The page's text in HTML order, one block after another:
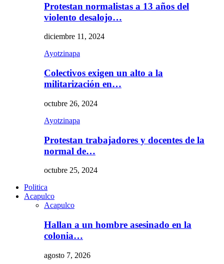
Protestan normalistas a 13 años del
violento desalojo…
diciembre 11, 2024
Ayotzinapa
Colectivos exigen un alto a la
militarización en…
octubre 26, 2024
Ayotzinapa
Protestan trabajadores y docentes de la
normal de…
octubre 25, 2024
Politica
Acapulco
Acapulco
Hallan a un hombre asesinado en la
colonia…
agosto 7, 2026